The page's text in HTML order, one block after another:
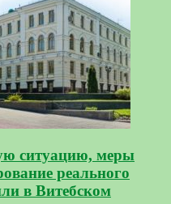
ситуацию, меры
реального
в Витебском